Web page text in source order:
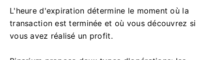
L'heure d'expiration détermine le moment où la
transaction est terminée et où vous découvrez si
vous avez réalisé un profit.